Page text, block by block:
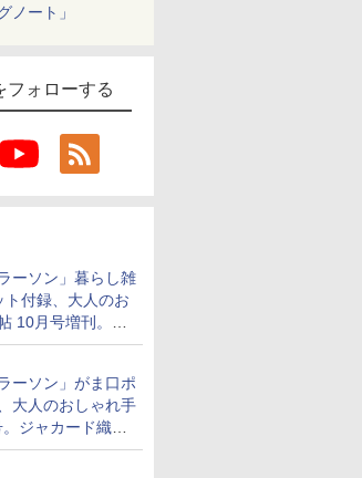
ノート」
フォローする
ーソン」暮らし雑
ト付録、大人のお
10月号増刊。
ルや缶ケースなど
ーソン」がま口ポ
大人のおしゃれ手
ジャカード織の
イン